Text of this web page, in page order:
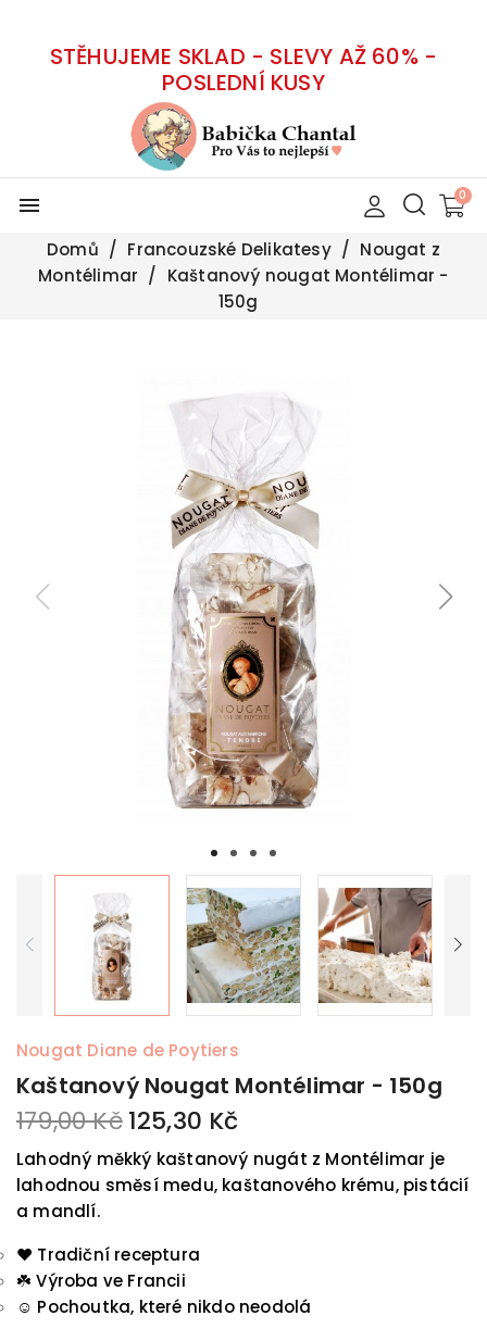
STĚHUJEME SKLAD - SLEVY AŽ 60% -
POSLEDNÍ KUSY
menu
Domů Francouzské Delikatesy
Nougat z
Montélimar
Kaštanový nougat Montélimar -
150g
Nougat Diane de Poytiers
Kaštanový Nougat Montélimar - 150g
179,00 Kč125,30 Kč
Lahodný měkký kaštanový nugát z Montélimar je
lahodnou směsí medu, kaštanového krému, pistácií
a mandlí.
❤️ Tradiční receptura
☘️Výroba ve Francii
☺️ Pochoutka, které nikdo neodolá